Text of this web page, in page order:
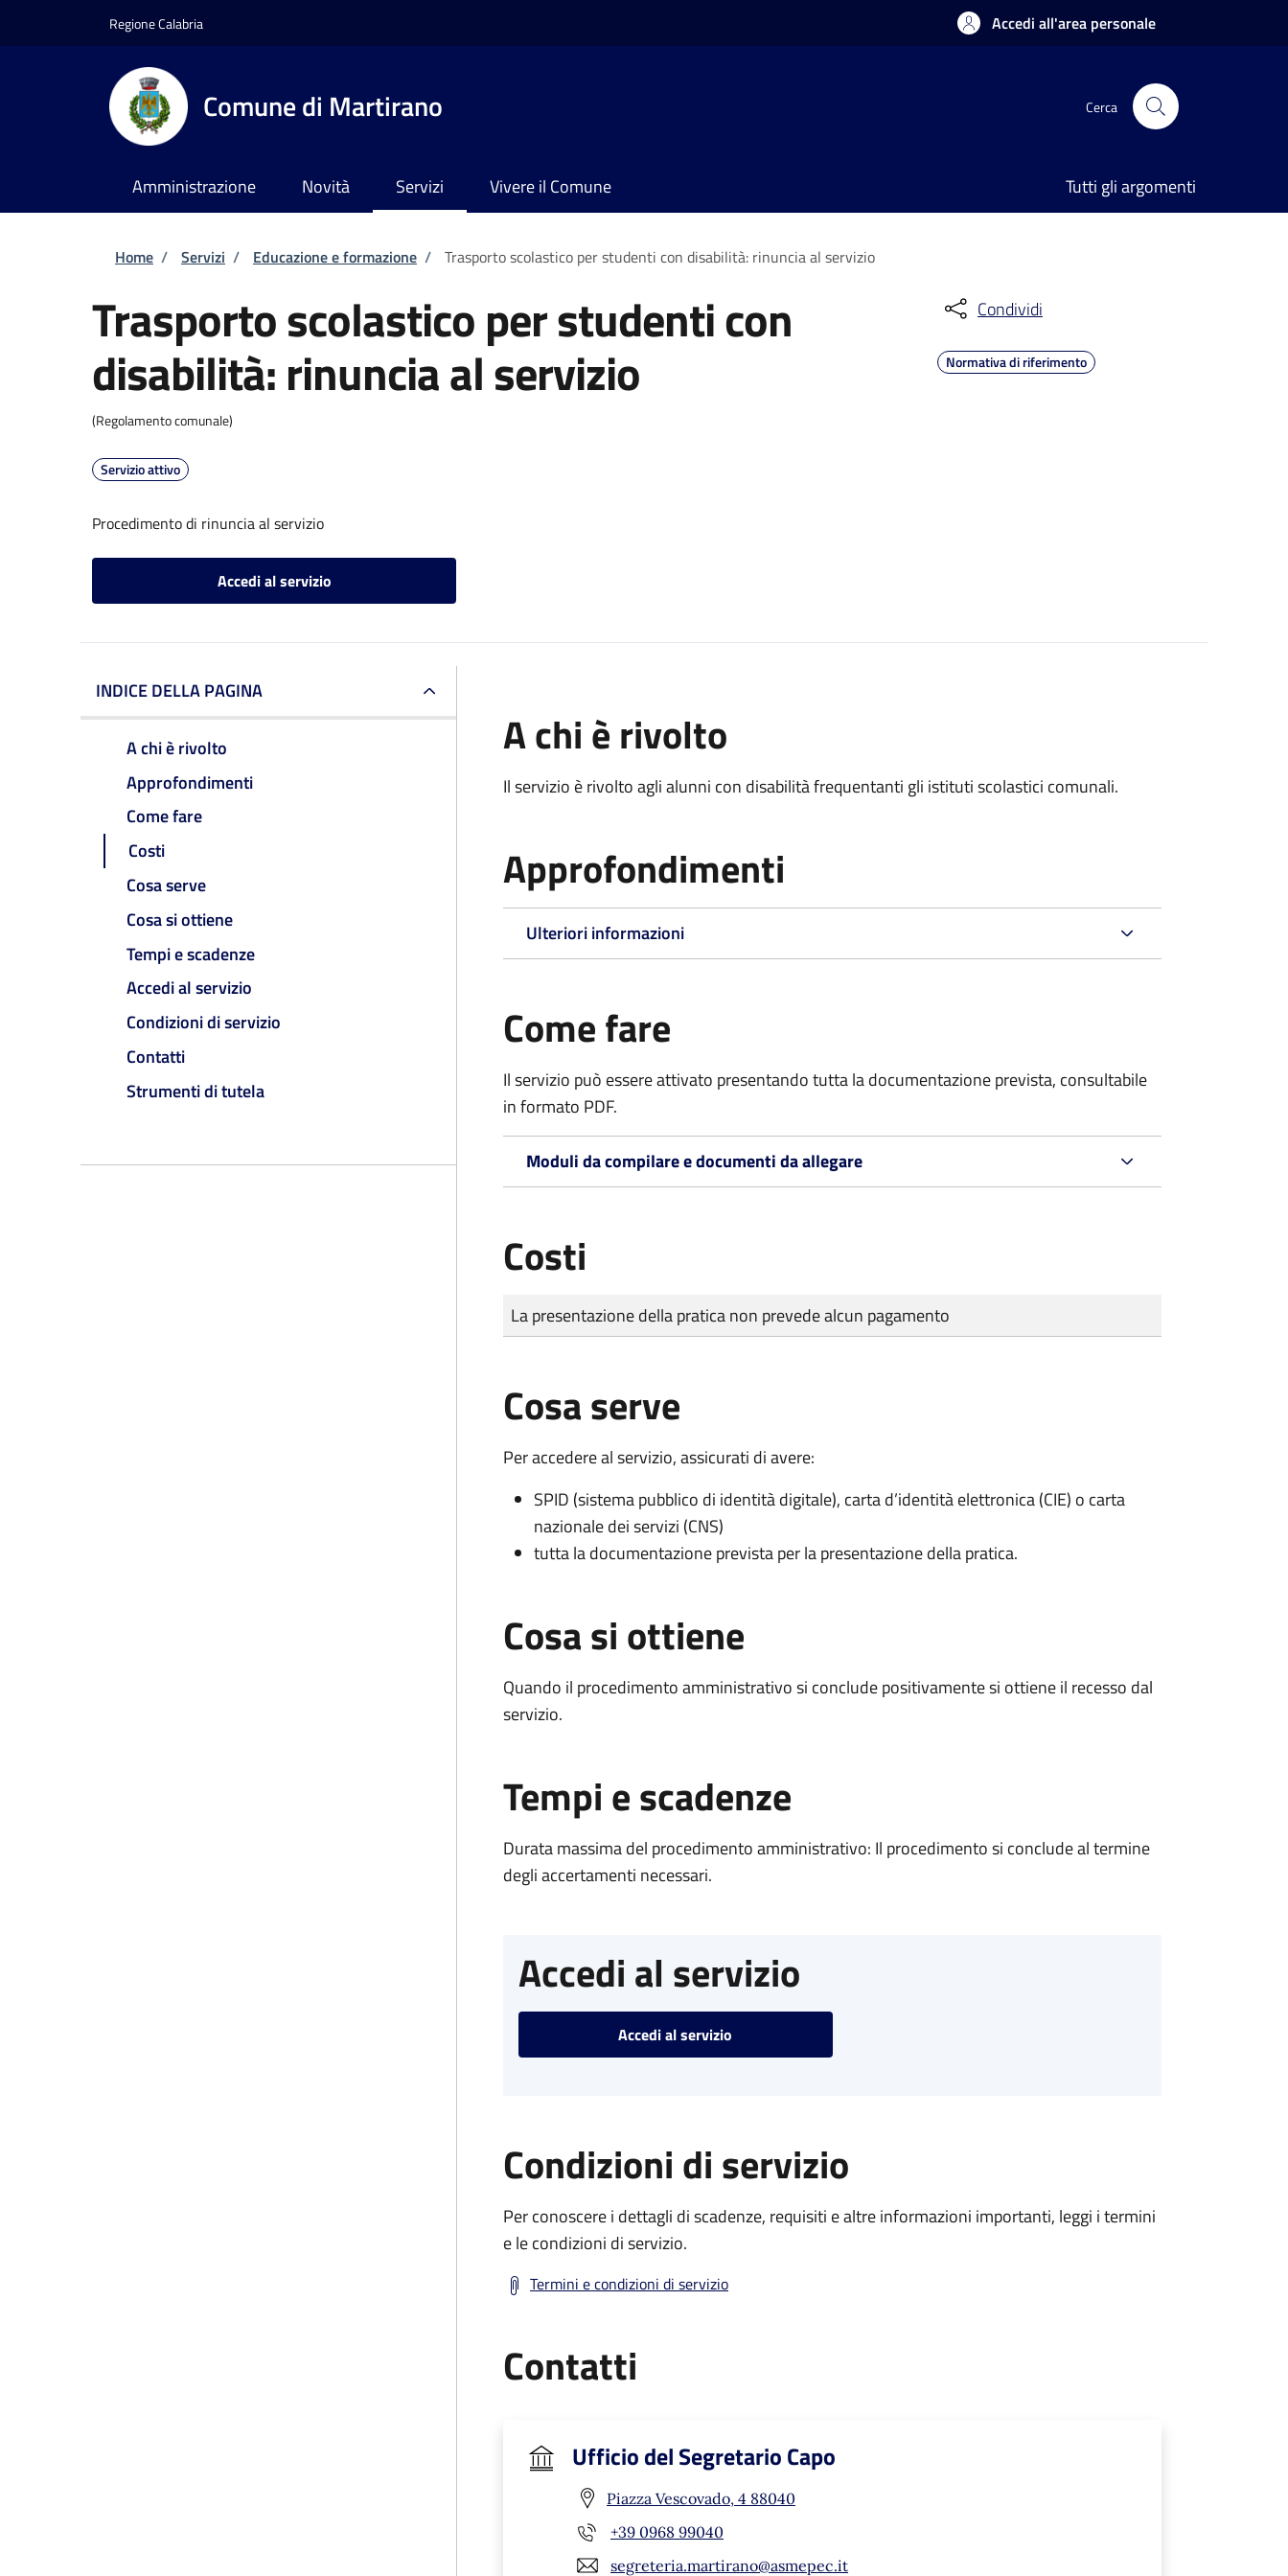
Regione Calabria Accedi all'area personale
Comune di Martirano Cerca
Amministrazione Novità Servizi Vivere il Comune Tutti gli argomenti
Briciole di pane
Home / Servizi / Educazione e formazione / Trasporto scolastico per studenti con disabilità: rinuncia al servizio
Trasporto scolastico per studenti con
disabilità: rinuncia al servizio
(Regolamento comunale)
Servizio attivo
Procedimento di rinuncia al servizio
Accedi al servizio
Condividi
Normativa di riferimento
INDICE DELLA PAGINA
A chi è rivolto
Approfondimenti
Come fare
Costi
Cosa serve
Cosa si ottiene
Tempi e scadenze
Accedi al servizio
Condizioni di servizio
Contatti
Strumenti di tutela
A chi è rivolto
Il servizio è rivolto agli alunni con disabilità frequentanti gli istituti scolastici comunali.
Approfondimenti
Ulteriori informazioni
Come fare
Il servizio può essere attivato presentando tutta la documentazione prevista, consultabile
in formato PDF.
Moduli da compilare e documenti da allegare
Costi
Tipo di pagamento
Importo
La presentazione della pratica non prevede alcun pagamento
Cosa serve
Per accedere al servizio, assicurati di avere:
SPID (sistema pubblico di identità digitale), carta d’identità elettronica (CIE) o carta
nazionale dei servizi (CNS)
tutta la documentazione prevista per la presentazione della pratica.
Cosa si ottiene
Quando il procedimento amministrativo si conclude positivamente si ottiene il recesso dal
servizio.
Tempi e scadenze
Durata massima del procedimento amministrativo: Il procedimento si conclude al termine
degli accertamenti necessari.
Accedi al servizio
Accedi al servizio
Condizioni di servizio
Per conoscere i dettagli di scadenze, requisiti e altre informazioni importanti, leggi i termini
e le condizioni di servizio.
Termini e condizioni di servizio
Contatti
Ufficio del Segretario Capo
Piazza Vescovado, 4 88040
+39 0968 99040
segreteria.martirano@asmepec.it